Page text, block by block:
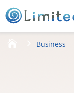
HOMEBusiness